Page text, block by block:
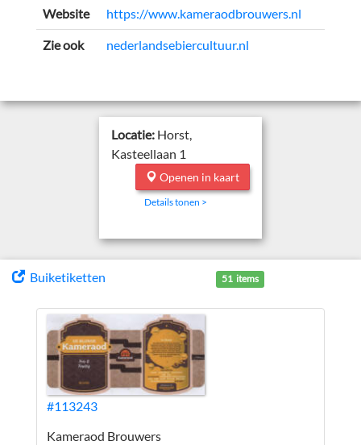
Website https://www.kameraodbrouwers.nl
Zie ook nederlandsebiercultuur.nl
Locatie: Horst,
Kasteellaan 1
Openen in kaart
Details tonen >
Buiketiketten 51 items
#113243
Kameraod Brouwers